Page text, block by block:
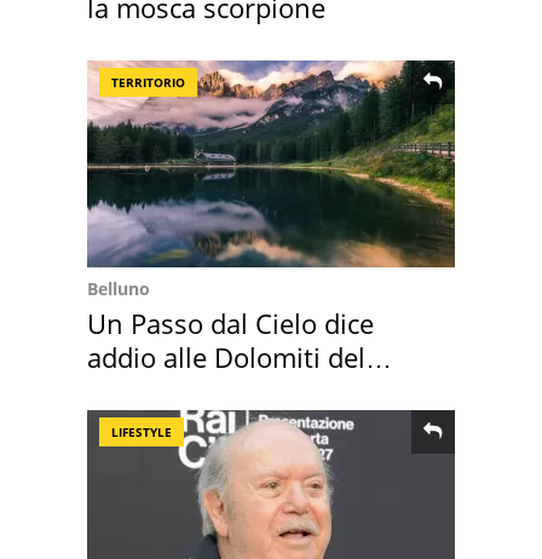
TERRITORIO
Belluno
Un Passo dal Cielo dice
addio alle Dolomiti del
LIFESTYLE